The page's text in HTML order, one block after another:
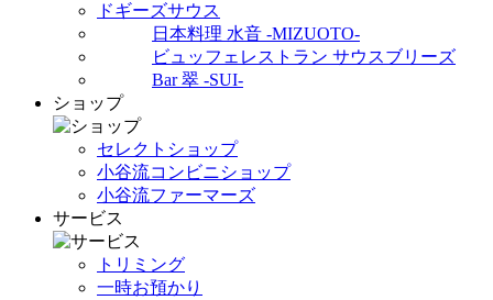
ドギーズサウス
日本料理 水音 -MIZUOTO-
ビュッフェレストラン サウスブリーズ
Bar 翠 -SUI-
ショップ
セレクトショップ
小谷流コンビニショップ
小谷流ファーマーズ
サービス
トリミング
一時お預かり